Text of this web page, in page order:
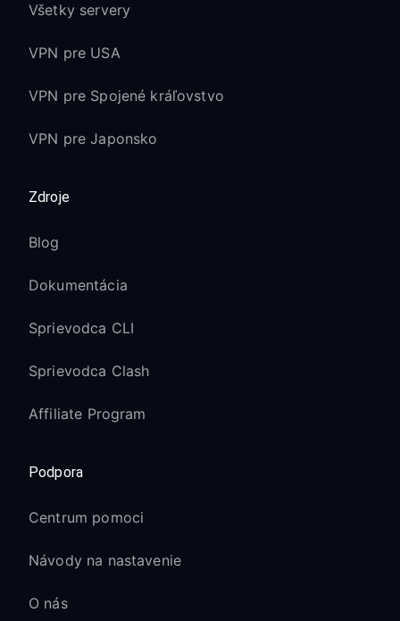
Všetky servery
VPN pre USA
VPN pre Spojené kráľovstvo
VPN pre Japonsko
Zdroje
Blog
Dokumentácia
Sprievodca CLI
Sprievodca Clash
Affiliate Program
Podpora
Centrum pomoci
Návody na nastavenie
O nás